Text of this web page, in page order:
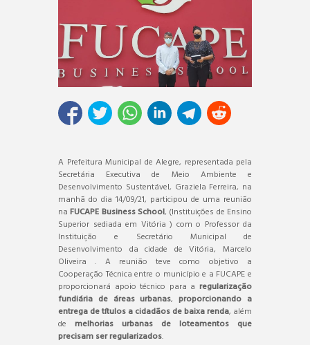
A Prefeitura Municipal de Alegre, representada pela
Secretária Executiva de Meio Ambiente e
Desenvolvimento Sustentável, Graziela Ferreira, na
manhã do dia 14/09/21, participou de uma reunião
naFUCAPE Business School, (Instituições de Ensino
Superior sediada em Vitória ) com o Professor da
Instituição e Secretário Municipal de
Desenvolvimento da cidade de Vitória, Marcelo
Oliveira . A reunião teve como objetivo a
Cooperação Técnica entre o município e a FUCAPE e
proporcionará apoio técnico para a regularização
fundiária de áreas urbanas,proporcionando a
entrega de títulos a cidadãos de baixa renda, além
de melhorias urbanas de loteamentos que
precisam ser regularizados.